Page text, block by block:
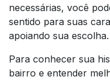
necessárias, você
sentido para suas
apoiando sua escolha.
Para conhecer sua
bairro e entender